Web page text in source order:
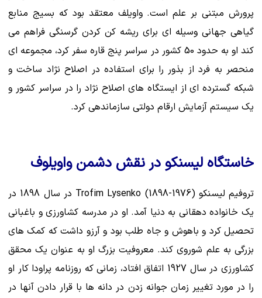
پرورش مبتنی بر علم است. واویلف معتقد بود که بسیج منابع
گیاهی جهانی وسیله ای برای ریشه کن کردن گرسنگی فراهم می
کند او به حدود 50 کشور در سراسر پنج قاره سفر کرد، مجموعه ای
منحصر به فرد از بذور را برای استفاده در اصلاح نژاد ساخت و
شبکه گسترده ای از ایستگاه های اصلاح نژاد را در سراسر کشور و
یک سیستم آزمایش ارقام دولتی سازماندهی کرد.
خاستگاه لیسنکو در نقش دشمن واویلوف
تروفیم لیسنکو Trofim Lysenko (1898-1976) در سال 1898 در
یک خانواده دهقانی به دنیا آمد. او در مدرسه کشاورزی و باغبانی
تحصیل کرد و باهوش و جاه طلب بود و آرزو داشت که کمک های
بزرگی به علم شوروی کند. معروفیت بزرگ او به عنوان یک محقق
کشاورزی در سال 1927 اتفاق افتاد، زمانی که روزنامه پراودا کار او
را در مورد تغییر زمان جوانه زدن در دانه ها با قرار دادن آنها در